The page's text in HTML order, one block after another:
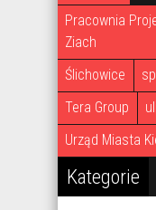
Pracownia
Ziach
Ślichowice
Tera Group
Urząd Miasta
Kategorie